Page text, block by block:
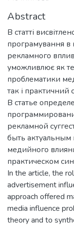
Abstract
В статті
програмування в
рекламного
уможливлює як
проблематики
так і практичний
В статье
рекламной
быть актуальным
медийного
практическом
In the article, the
advertisement
approach offered
media influence
theory and to